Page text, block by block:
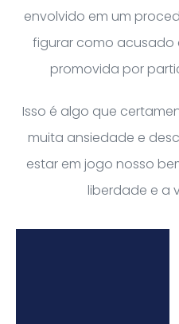
envolvido em um
figurar como acusado
promovida por
Isso é algo que
muita ansiedade e
estar em jogo nosso
liberdade e a